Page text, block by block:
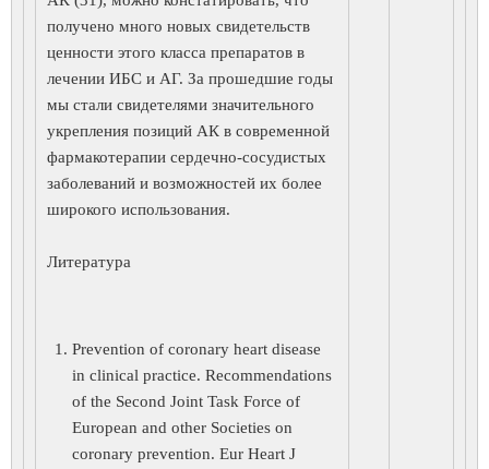
получено много новых свидетельств
ценности этого класса препаратов в
лечении ИБС и АГ. За прошедшие годы
мы стали свидетелями значительного
укрепления позиций АК в современной
фармакотерапии сердечно-сосудистых
заболеваний и возможностей их более
широкого использования.
Литература
Prevention of coronary heart disease
in clinical practice. Recommendations
of the Second Joint Task Force of
European and other Societies on
coronary prevention. Eur Heart J